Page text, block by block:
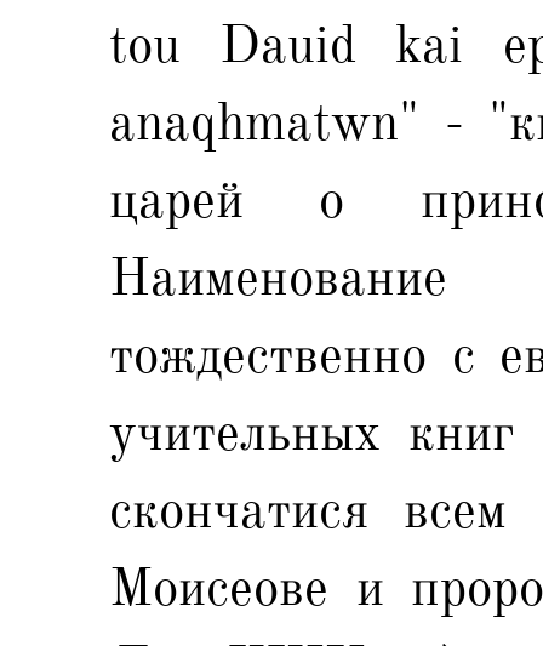
tou Dauid kai
anaqhmatwn" -
царей о
тождественно с
учительных
скончатися
Моисеове и